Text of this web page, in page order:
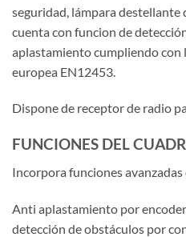
seguridad, lámpara destellante
cuenta con funcion de
aplastamiento cumpliendo con
europea EN12453.
Dispone de receptor de radio
FUNCIONES DEL
Incorpora funciones avanzadas
Anti aplastamiento por
detección de obstáculos por